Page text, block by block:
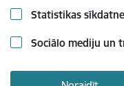
Statistikas
Sociālo mediju un